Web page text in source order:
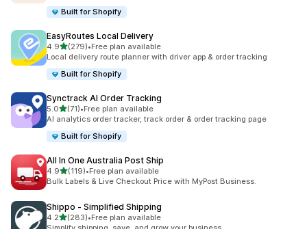
Built for Shopify
EasyRoutes Local Delivery
4.95つ星中
(279)
合計レビュー数：279件
•Free plan available
Local delivery route planner with driver app & order tracking
Built for Shopify
Synctrack AI Order Tracking
5.05つ星中
(71)
合計レビュー数：71件
•Free plan available
AI analytics order tracker, track order & order tracking page
Built for Shopify
All In One Australia Post Ship
4.95つ星中
(119)
合計レビュー数：119件
•Free plan available
Bulk Labels & Live Checkout Price with MyPost Business.
Shippo ‑ Simplified Shipping
4.25つ星中
(283)
合計レビュー数：283件
•Free plan available